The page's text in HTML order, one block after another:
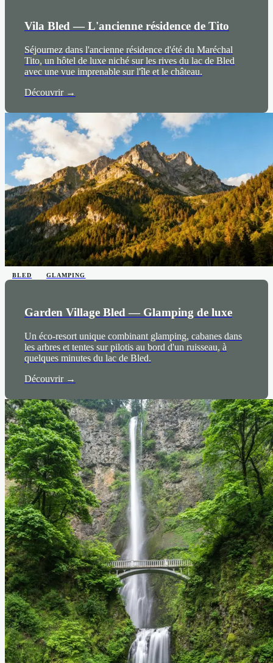
Vila Bled — L'ancienne résidence de Tito
Séjournez dans l'ancienne résidence d'été du Maréchal
Tito, un hôtel de luxe niché sur les rives du lac de Bled
avec une vue imprenable sur l'île et le château.
Découvrir →
BLED GLAMPING
Garden Village Bled — Glamping de luxe
Un éco-resort unique combinant glamping, cabanes dans
les arbres et tentes sur pilotis au bord d'un ruisseau, à
quelques minutes du lac de Bled.
Découvrir →